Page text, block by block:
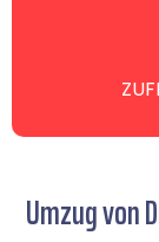
Umzug von